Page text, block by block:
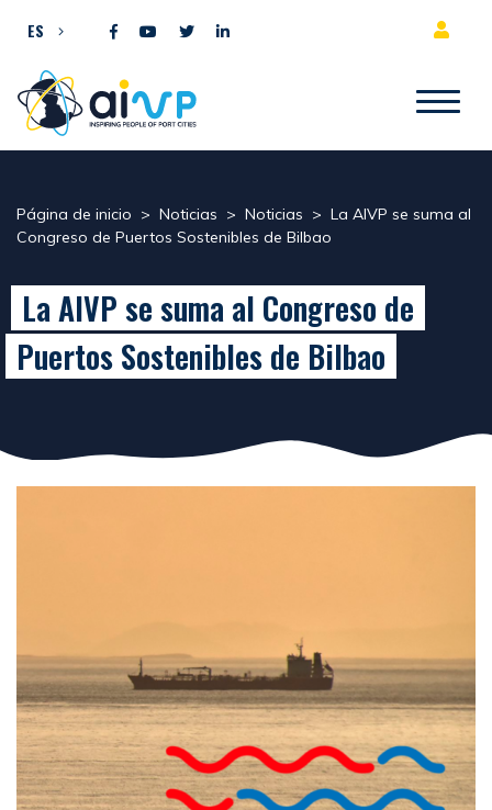
ES
Página de inicio > Noticias > Noticias > La AIVP se suma al
Congreso de Puertos Sostenibles de Bilbao
La AIVP se suma al Congreso de
Puertos Sostenibles de Bilbao